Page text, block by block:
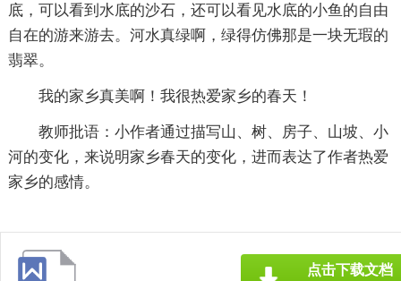
底，可以看到水底的沙石，还可以看见水底的小鱼的自由
自在的游来游去。河水真绿啊，绿得仿佛那是一块无瑕的
翡翠。
我的家乡真美啊！我很热爱家乡的春天！
教师批语：小作者通过描写山、树、房子、山坡、小
河的变化，来说明家乡春天的变化，进而表达了作者热爱
家乡的感情。
点击下载文档